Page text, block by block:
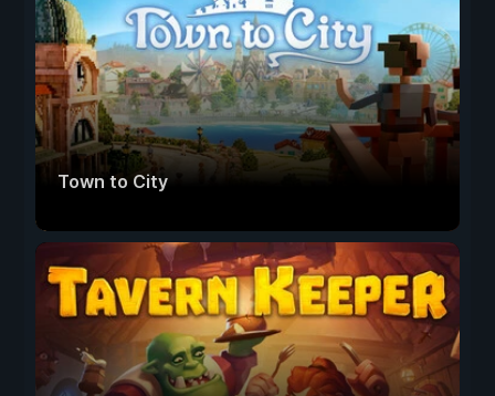
Town to City